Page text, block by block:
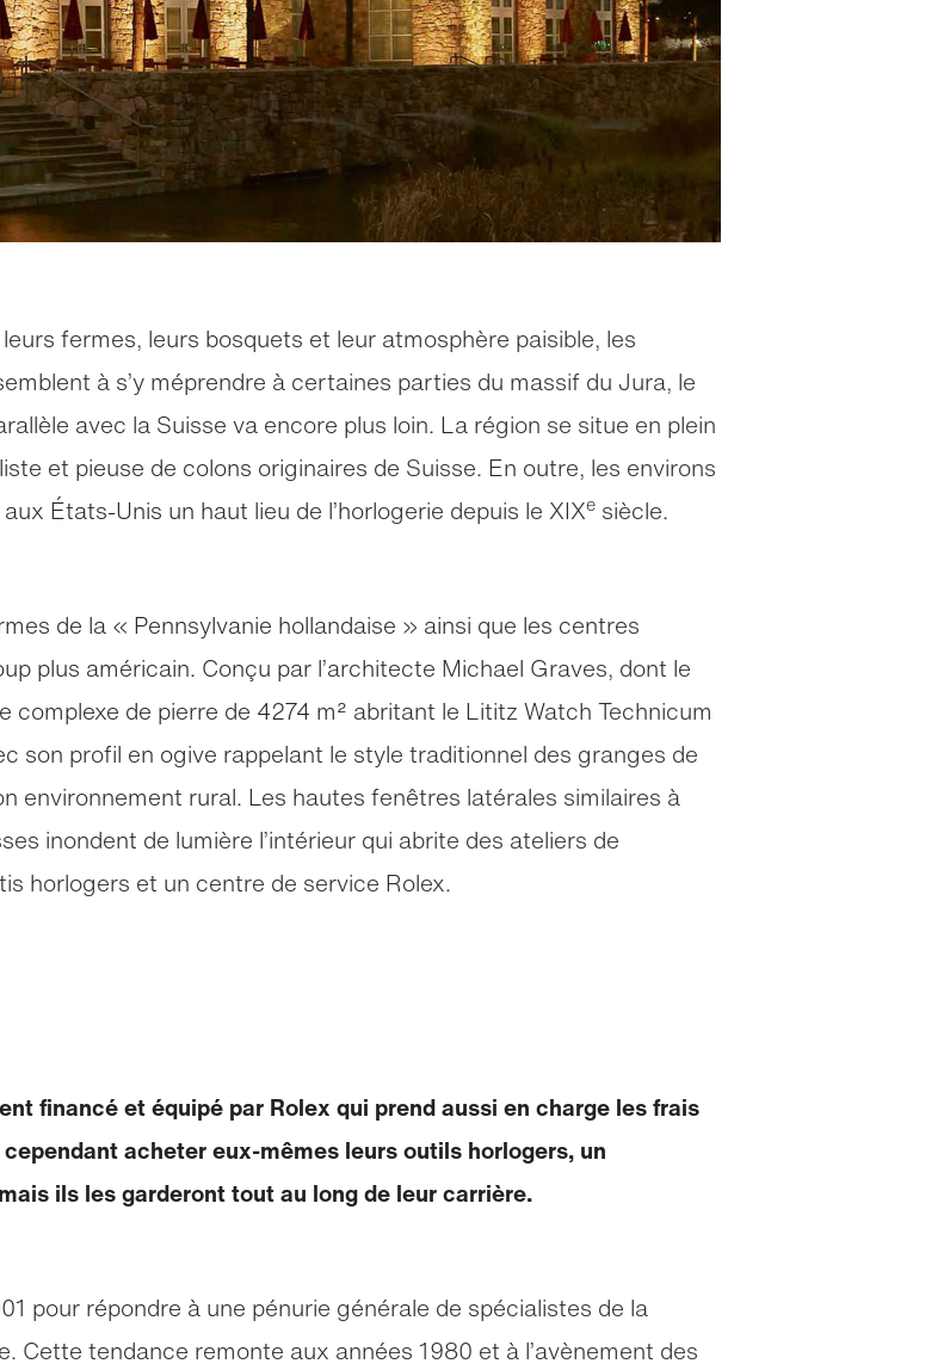
fermes, leurs bosquets et leur atmosphère paisible, les
à s’y méprendre à certaines parties du massif du Jura, le
avec la Suisse va encore plus loin. La région se situe en plein
et pieuse de colons originaires de Suisse. En outre, les environs
États-Unis un haut lieu de l’horlogerie depuis le XIXe siècle.
de la « Pennsylvanie hollandaise » ainsi que les centres
plus américain. Conçu par l’architecte Michael Graves, dont le
de pierre de 4274 m² abritant le Lititz Watch Technicum
son profil en ogive rappelant le style traditionnel des granges de
environnement rural. Les hautes fenêtres latérales similaires à
inondent de lumière l’intérieur qui abrite des ateliers de
horlogers et un centre de service Rolex.
financé et équipé par Rolex qui prend aussi en charge les frais
acheter eux-mêmes leurs outils horlogers, un
ils les garderont tout au long de leur carrière.
pour répondre à une pénurie générale de spécialistes de la
Cette tendance remonte aux années 1980 et à l’avènement des